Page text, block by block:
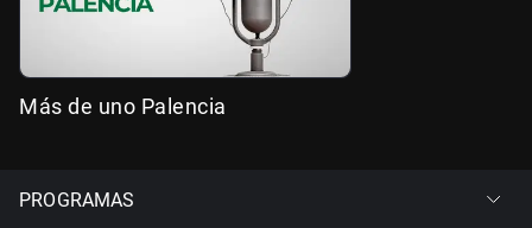
Más de uno Palencia
PROGRAMAS